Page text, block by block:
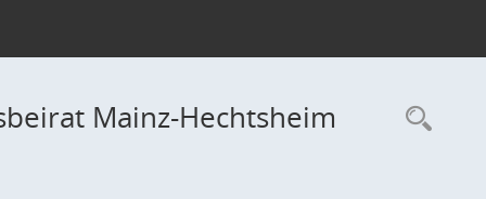
Mainz-Hechtsheim